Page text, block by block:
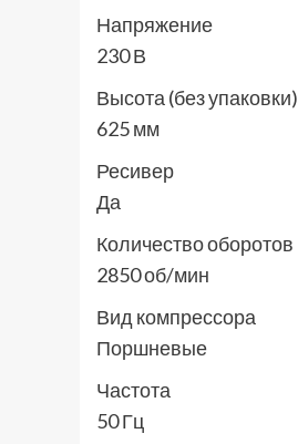
Напряжение
230 В
Высота (без упаковки)
625 мм
Ресивер
Да
Количество оборотов
2850 об/мин
Вид компрессора
Поршневые
Частота
50 Гц